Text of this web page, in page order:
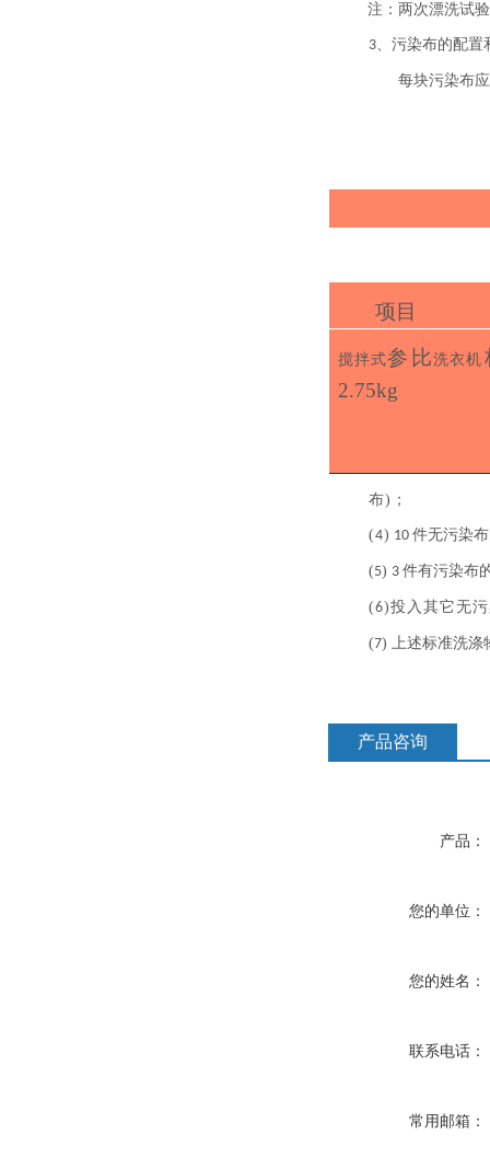
注： 两次漂洗试
3、污染布的配置
每块污染布
项 目
搅 拌 式 参 比 洗 衣 机
2.75kg
布)；
(4) 10 件无污染
(5) 3 件有污染布
(6)投入其它无
(7) 上述标准洗涤
产品咨询
产品：
您的单位：
您的姓名：
联系电话：
常用邮箱：